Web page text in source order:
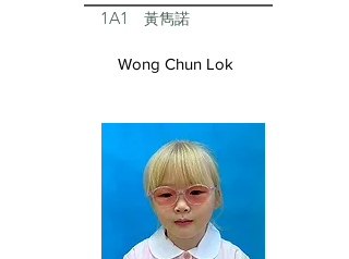
1A1 黃雋諾
Wong Chun Lok